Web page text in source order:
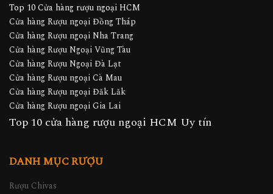
Top 10 Cửa hàng rượu ngoại HCM
Cửa hàng Rượu ngoại Đồng Tháp
Cửa hàng Rượu ngoại Nha Trang
Cửa hàng Rượu Ngoại Vũng Tàu
Cửa hàng Rượu Ngoại Đà Lạt
Cửa hàng Rượu ngoại Cà Mau
Cửa hàng Rượu ngoại Đăk Lăk
Cửa hàng Rượu ngoại Gia Lai
Top 10 cửa hàng rượu ngoại HCM Uy tín
DANH MỤC RƯỢU
Rượu Chivas